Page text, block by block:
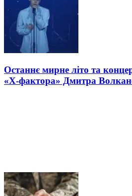
Останнє мирне літо та
«Х-фактора» Дмитра